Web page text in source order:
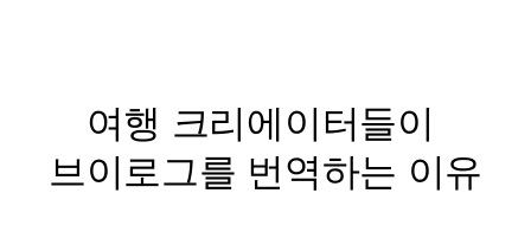
여행 크리에이터들이
브이로그를 번역하는 이유